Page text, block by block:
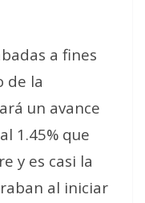
a fines
de la
un avance
1.45% que
y es casi la
al iniciar